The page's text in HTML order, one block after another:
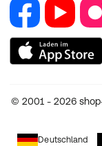
E-Rezept
Jobs & Karriere
RedPoints
Nutzung und Haftung
Widerruf
Cookie-Einstellungen
© 2001 - 2026
Deutschland